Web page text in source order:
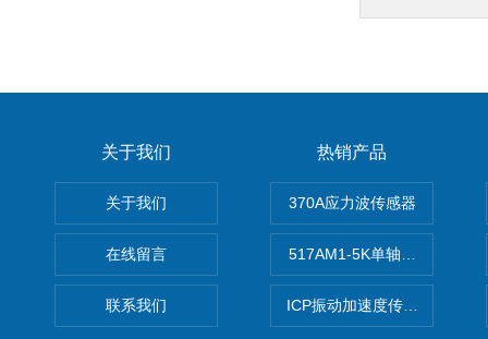
关于我们
关于我们
在线留言
联系我们
热销产品
370A应力波传感器
517AM1-5K单轴冲击IEPE加
ICP振动加速度传感器